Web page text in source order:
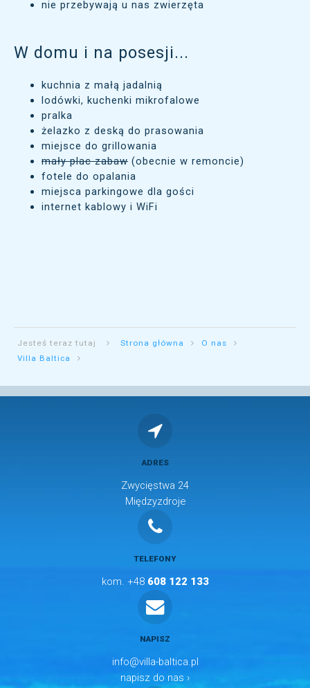
nie przebywają u nas zwierzęta
W domu i na posesji...
kuchnia z małą jadalnią
lodówki, kuchenki mikrofalowe
pralka
żelazko z deską do prasowania
miejsce do grillowania
mały plac zabaw (obecnie w remoncie)
fotele do opalania
miejsca parkingowe dla gości
internet kablowy i WiFi
Jesteś teraz tutaj Strona główna
O nas
Villa Baltica
ADRES
Zwycięstwa 24
Międzyzdroje
TELEFONY
kom. +48 608 122 133
NAPISZ
info@villa-baltica.pl
napisz do nas ›